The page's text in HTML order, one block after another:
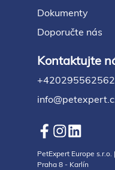
Dokumenty
Doporučte nás
Kontaktujte
+420295562562
PetExpert Europe
Praha 8 - Karlín